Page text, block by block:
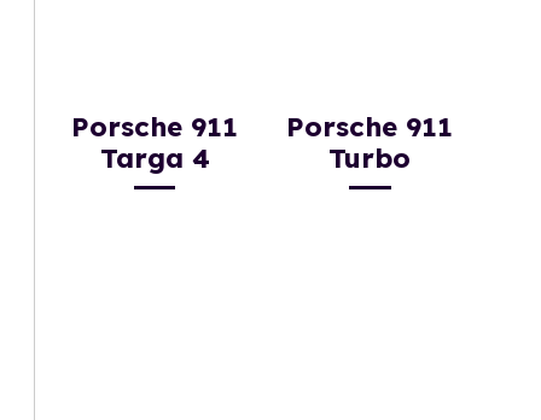
Porsche 911
Targa 4
Porsche 911
Turbo